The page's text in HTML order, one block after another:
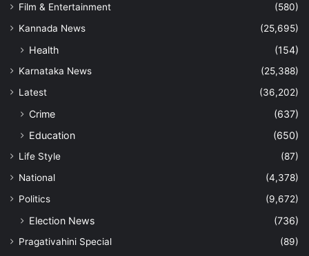
Film & Entertainment
(580)
Kannada News
(25,695)
Health (154)
Karnataka News
(25,388)
Latest
(36,202)
Crime
(637)
Education
(650)
Life Style
(87)
National
(4,378)
Politics
(9,672)
Election News (736)
Pragativahini Special
(89)